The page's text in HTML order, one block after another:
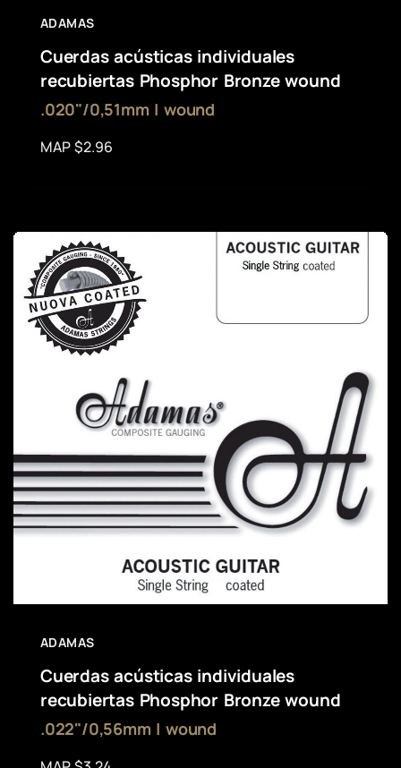
ADAMAS
Cuerdas acústicas individuales
recubiertas Phosphor Bronze wound
.020"/0,51mm | wound
MAP $2.96
ADAMAS
Cuerdas acústicas individuales
recubiertas Phosphor Bronze wound
.022"/0,56mm | wound